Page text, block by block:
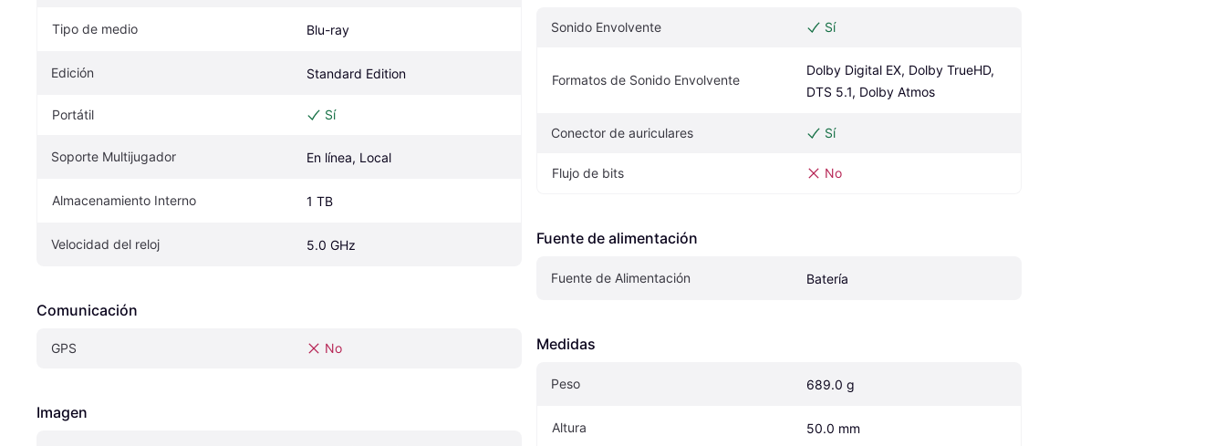
Tipo de medio Blu-ray
Edición Standard Edition
Portátil Sí
Soporte Multijugador En línea, Local
Almacenamiento Interno 1 TB
Velocidad del reloj 5.0 GHz
Comunicación
GPS No
Imagen
Sonido Envolvente Sí
Formatos de Sonido Envolvente
Dolby Digital EX, Dolby TrueHD,
DTS 5.1, Dolby Atmos
Conector de auriculares Sí
Flujo de bits No
Fuente de alimentación
Fuente de Alimentación Batería
Medidas
Peso 689.0 g
Altura 50.0 mm